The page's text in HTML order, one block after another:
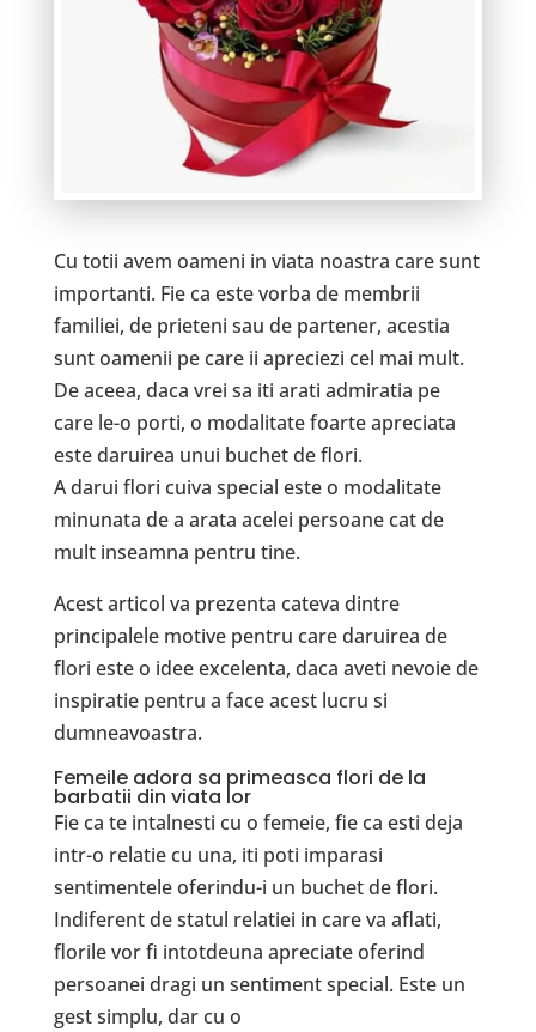
Cu totii avem oameni in viata noastra care sunt
importanti. Fie ca este vorba de membrii
familiei, de prieteni sau de partener, acestia
sunt oamenii pe care ii apreciezi cel mai mult.
De aceea, daca vrei sa iti arati admiratia pe
care le-o porti, o modalitate foarte apreciata
este daruirea unui buchet de flori.
A darui flori cuiva special este o modalitate
minunata de a arata acelei persoane cat de
mult inseamna pentru tine.
Acest articol va prezenta cateva dintre
principalele motive pentru care daruirea de
flori este o idee excelenta, daca aveti nevoie de
inspiratie pentru a face acest lucru si
dumneavoastra.
Femeile adora sa primeasca flori de la
barbatii din viata lor
Fie ca te intalnesti cu o femeie, fie ca esti deja
intr-o relatie cu una, iti poti imparasi
sentimentele oferindu-i un buchet de flori.
Indiferent de statul relatiei in care va aflati,
florile vor fi intotdeuna apreciate oferind
persoanei dragi un sentiment special. Este un
gest simplu, dar cu o